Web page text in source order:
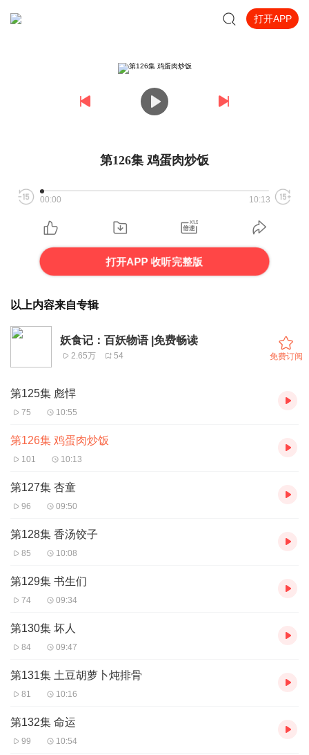
打开APP
第126集 鸡蛋肉炒饭
00:00 10:13
打开APP 收听完整版
以上内容来自专辑
妖食记：百妖物语 |免费畅读
2.65万 54 免费订阅
第125集 彪悍
75 10:55
第126集 鸡蛋肉炒饭
101 10:13
第127集 杏童
96 09:50
第128集 香汤饺子
85 10:08
第129集 书生们
74 09:34
第130集 坏人
84 09:47
第131集 土豆胡萝卜炖排骨
81 10:16
第132集 命运
99 10:54